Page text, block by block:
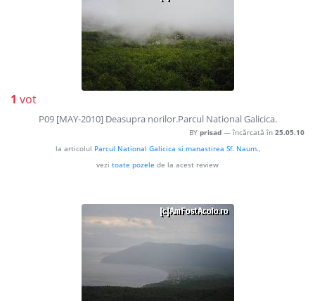
1 vot
P09 [MAY-2010] Deasupra norilor.Parcul National Galicica.
BY prisad — încărcată în 25.05.10
la articolul Parcul National Galicica si manastirea Sf. Naum.,
vezi toate pozele de la acest review